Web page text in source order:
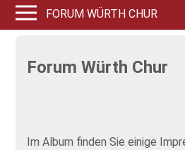
FORUM WÜRTH CHUR
Forum Würth Chur
Im Album finden Sie einige